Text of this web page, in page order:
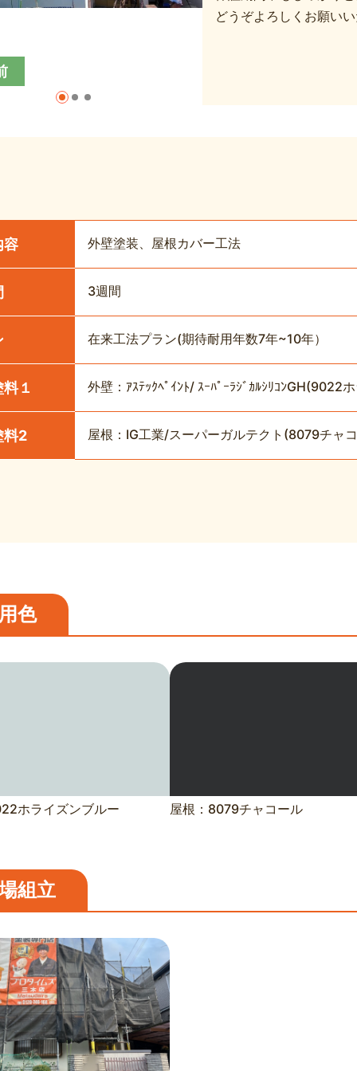
どうぞよろしくお願いい
容 外壁塗装、屋根カバー工法
3週間
在来工法プラン(期待耐用年数7年~10年）
１ 外壁：ｱｽﾃｯｸﾍﾟｲﾝﾄ/ ｽｰﾊﾟｰﾗｼﾞｶﾙｼﾘｺﾝGH(9022
料2 屋根：IG工業/スーパーガルテクト(8079チャコ
色
ホライズンブルー 屋根：8079チャコール
組立